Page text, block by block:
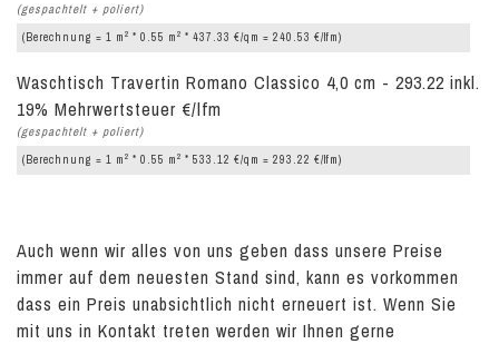
(gespachtelt + poliert)
(Berechnung = 1 m 2 * 0.55 m 2 * 437.33 €/qm = 240.53 €/lfm)
Waschtisch Travertin Romano Classico 4,0 cm - 293.22 inkl.
19% Mehrwertsteuer €/lfm
(gespachtelt + poliert)
(Berechnung = 1 m 2 * 0.55 m 2 * 533.12 €/qm = 293.22 €/lfm)
Auch wenn wir alles von uns geben dass unsere Preise
immer auf dem neuesten Stand sind, kann es vorkommen
dass ein Preis unabsichtlich nicht erneuert ist. Wenn Sie
mit uns in Kontakt treten werden wir Ihnen gerne